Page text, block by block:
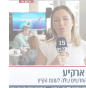
חזותי עם צוות
עם בקרי
מדיאר ואמר כי
ההגנה
לאורך כל
לא הצליח צוות